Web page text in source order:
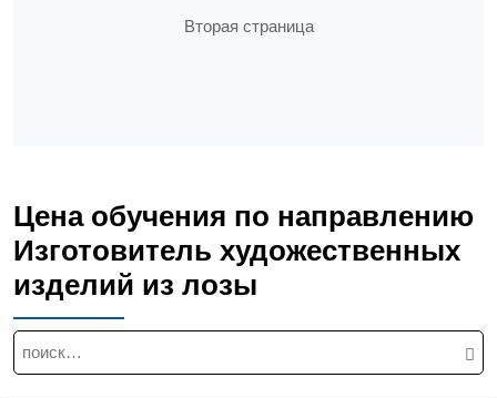
Вторая страница
Цена обучения по направлению
Изготовитель художественных
изделий из лозы
Н
а